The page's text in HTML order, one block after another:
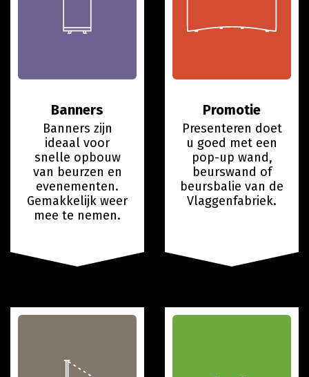
Banners
Banners zijn
ideaal voor
snelle opbouw
van beurzen en
evenementen.
Gemakkelijk weer
mee te nemen.
Promotie
Presenteren doet
u goed met een
pop-up wand,
beurswand of
beursbalie van de
Vlaggenfabriek.